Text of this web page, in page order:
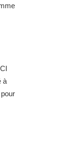
à